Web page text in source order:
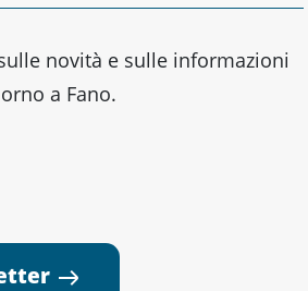
novità e sulle informazioni
a Fano.